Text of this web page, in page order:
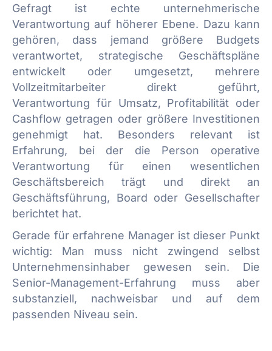
Gefragt ist echte unternehmerische
Verantwortung auf höherer Ebene. Dazu kann
gehören, dass jemand größere Budgets
verantwortet, strategische Geschäftspläne
entwickelt oder umgesetzt, mehrere
Vollzeitmitarbeiter direkt geführt,
Verantwortung für Umsatz, Profitabilität oder
Cashflow getragen oder größere Investitionen
genehmigt hat. Besonders relevant ist
Erfahrung, bei der die Person operative
Verantwortung für einen wesentlichen
Geschäftsbereich trägt und direkt an
Geschäftsführung, Board oder Gesellschafter
berichtet hat.
Gerade für erfahrene Manager ist dieser Punkt
wichtig: Man muss nicht zwingend selbst
Unternehmensinhaber gewesen sein. Die
Senior-Management-Erfahrung muss aber
substanziell, nachweisbar und auf dem
passenden Niveau sein.